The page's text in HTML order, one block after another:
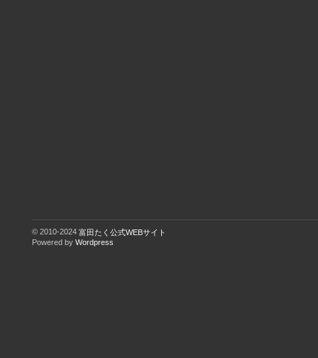
© 2010-2024 富田たく公式WEBサイト
Powered by Wordpress